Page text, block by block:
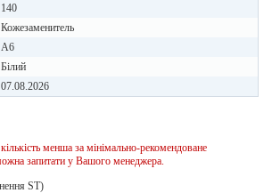
140
Кожезаменитель
A6
Білий
07.08.2026
менша за мінімально-рекомендоване
запитати у Вашого менеджера.
ST)